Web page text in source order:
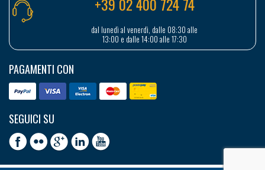
dal lunedì al venerdì, dalle 08:30 alle
13:00 e dalle 14:00 alle 17:30
PAGAMENTI CON
SEGUICI SU